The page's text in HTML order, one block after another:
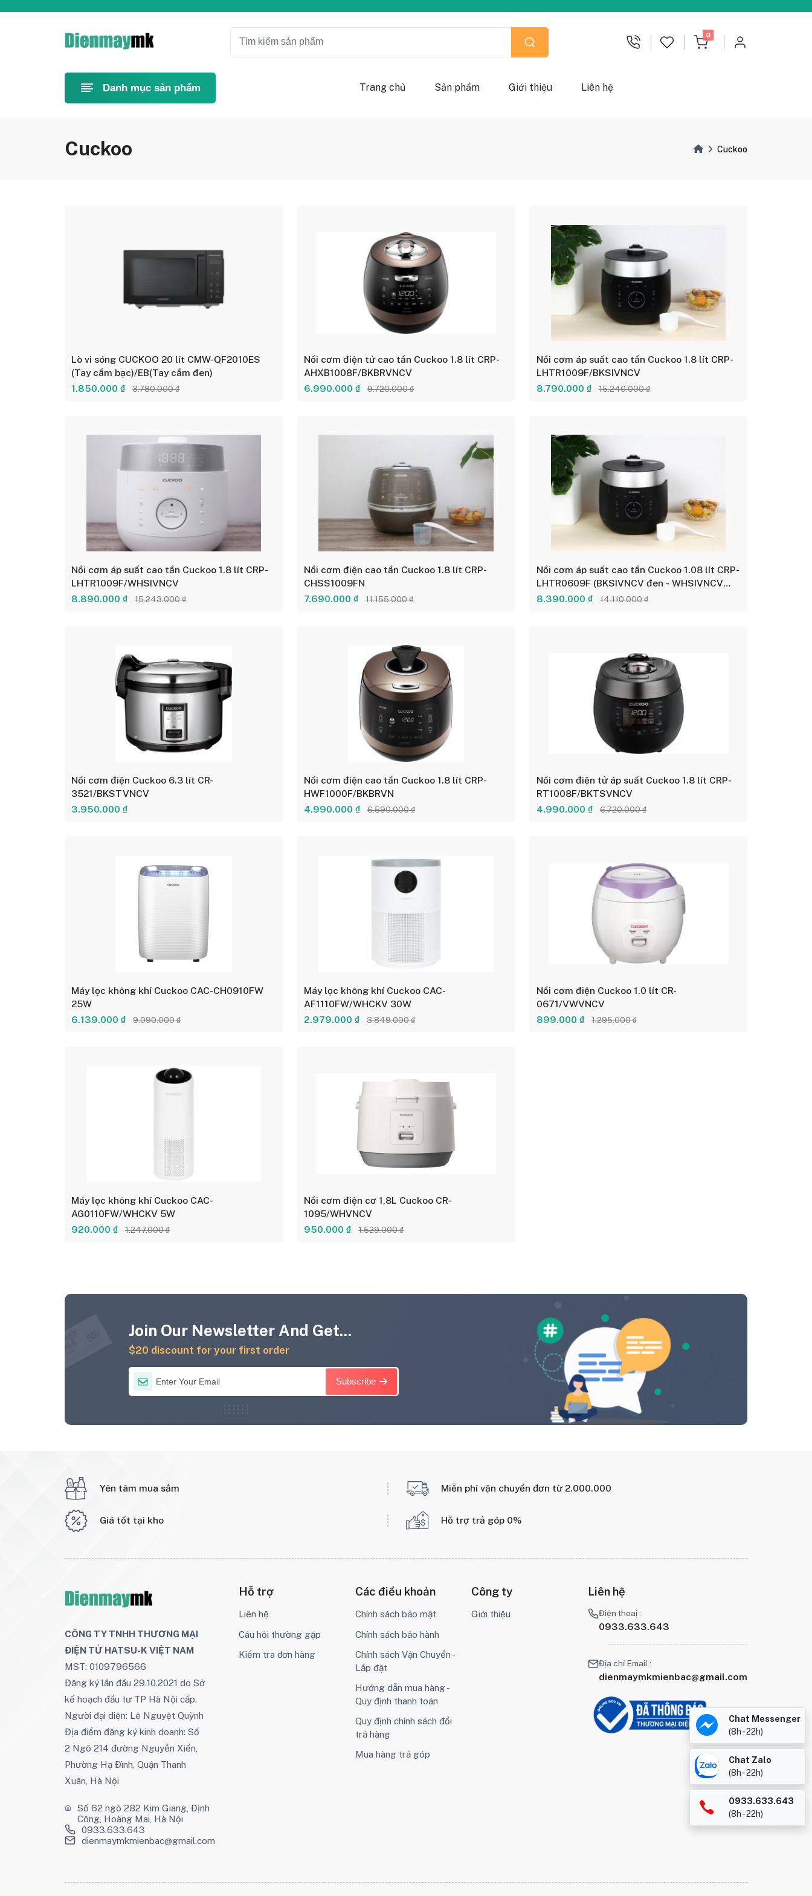
0
chưa đọc
Danh mục sản phẩm Trang chủ Sản phẩm Giới thiệu Liên hệ
Cuckoo Cuckoo
Lò vi sóng CUCKOO 20 lít CMW-QF2010ES
(Tay cầm bạc)/EB(Tay cầm đen)
1.850.000 ₫
3.780.000 ₫
Nồi cơm điện tử cao tần Cuckoo 1.8 lít CRP-
AHXB1008F/BKBRVNCV
6.990.000 ₫
9.720.000 ₫
Nồi cơm áp suất cao tần Cuckoo 1.8 lít CRP-
LHTR1009F/BKSIVNCV
8.790.000 ₫
15.240.000 ₫
Nồi cơm áp suất cao tần Cuckoo 1.8 lít CRP-
LHTR1009F/WHSIVNCV
8.890.000 ₫
15.243.000 ₫
Nồi cơm điện cao tần Cuckoo 1.8 lít CRP-
CHSS1009FN
7.690.000 ₫
11.155.000 ₫
Nồi cơm áp suất cao tần Cuckoo 1.08 lít CRP-
LHTR0609F (BKSIVNCV đen - WHSIVNCV
trắng)
8.390.000 ₫ 14.110.000 ₫
Nồi cơm điện Cuckoo 6.3 lít CR-
3521/BKSTVNCV
3.950.000 ₫
Nồi cơm điện cao tần Cuckoo 1.8 lít CRP-
HWF1000F/BKBRVN
4.990.000 ₫
6.590.000 ₫
Nồi cơm điện tử áp suất Cuckoo 1.8 lít CRP-
RT1008F/BKTSVNCV
4.990.000 ₫
6.720.000 ₫
Máy lọc không khí Cuckoo CAC-CH0910FW
25W
6.139.000 ₫
9.090.000 ₫
Máy lọc không khí Cuckoo CAC-
AF1110FW/WHCKV 30W
2.979.000 ₫
3.849.000 ₫
Nồi cơm điện Cuckoo 1.0 lít CR-
0671/VWVNCV
899.000 ₫
1.295.000 ₫
Máy lọc không khí Cuckoo CAC-
AG0110FW/WHCKV 5W
920.000 ₫
1.247.000 ₫
Nồi cơm điện cơ 1,8L Cuckoo CR-
1095/WHVNCV
950.000 ₫
1.529.000 ₫
Join Our Newsletter And Get...
$20 discount for your first order
Subscribe
Yên tâm mua sắm Miễn phí vận chuyển đơn từ 2.000.000
Giá tốt tại kho Hỗ trợ trả góp 0%
CÔNG TY TNHH THƯƠNG MẠI
ĐIỆN TỬ HATSU-K VIỆT NAM
MST: 0109796566
Đăng ký lần đầu 29.10.2021 do Sở
kế hoạch đầu tư TP Hà Nội cấp.
Người đại diện: Lê Nguyệt Quỳnh
Địa điểm đăng ký kinh doanh: Số
2 Ngõ 214 đường Nguyễn Xiển,
Phường Hạ Đình, Quận Thanh
Xuân, Hà Nội
Số 62 ngõ 282 Kim Giang, Định
Công, Hoàng Mai, Hà Nội
0933.633.643
dienmaymkmienbac@gmail.com
Hỗ trợ
Liên hệ
Câu hỏi thường gặp
Kiểm tra đơn hàng
Các điều khoản
Chính sách bảo mật
Chính sách bảo hành
Chính sách Vận Chuyển -
Lắp đặt
Hướng dẫn mua hàng -
Quy định thanh toán
Quy định chính sách đổi
trả hàng
Mua hàng trả góp
Công ty
Giới thiệu
Liên hệ
Điện thoaị :
0933.633.643
Địa chỉ Email :
dienmaymkmienbac@gmail.com
Chat Messenger
(8h - 22h)
Chat Zalo
(8h - 22h)
0933.633.643
(8h - 22h)